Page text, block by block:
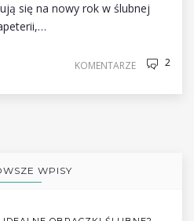
się na nowy rok w ślubnej
KOMENTARZE 2
WPISY